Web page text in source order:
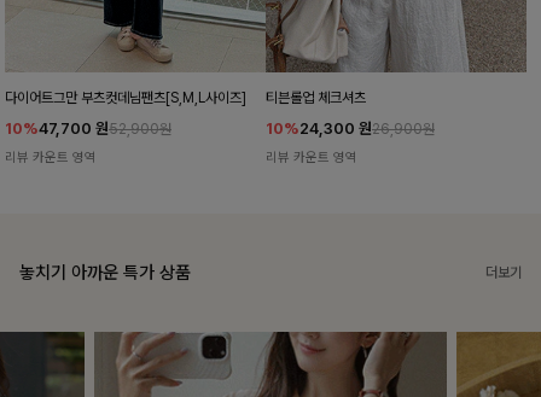
다이어트그만 부츠컷데님팬츠[S,M,L사이즈]
10%47,700 원52,900원
리뷰 카운트 영역
티븐롤업 체크셔츠
10%24,300 원26,900원
리뷰 카운트 영역
놓치기 아까운 특가 상품 더보기